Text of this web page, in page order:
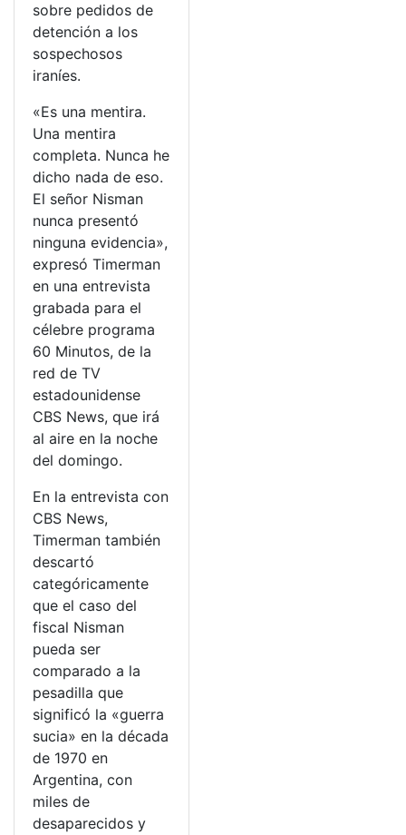
sobre pedidos de
detención a los
sospechosos
iraníes.
«Es una mentira.
Una mentira
completa. Nunca he
dicho nada de eso.
El señor Nisman
nunca presentó
ninguna evidencia»,
expresó Timerman
en una entrevista
grabada para el
célebre programa
60 Minutos, de la
red de TV
estadounidense
CBS News, que irá
al aire en la noche
del domingo.
En la entrevista con
CBS News,
Timerman también
descartó
categóricamente
que el caso del
fiscal Nisman
pueda ser
comparado a la
pesadilla que
significó la «guerra
sucia» en la década
de 1970 en
Argentina, con
miles de
desaparecidos y